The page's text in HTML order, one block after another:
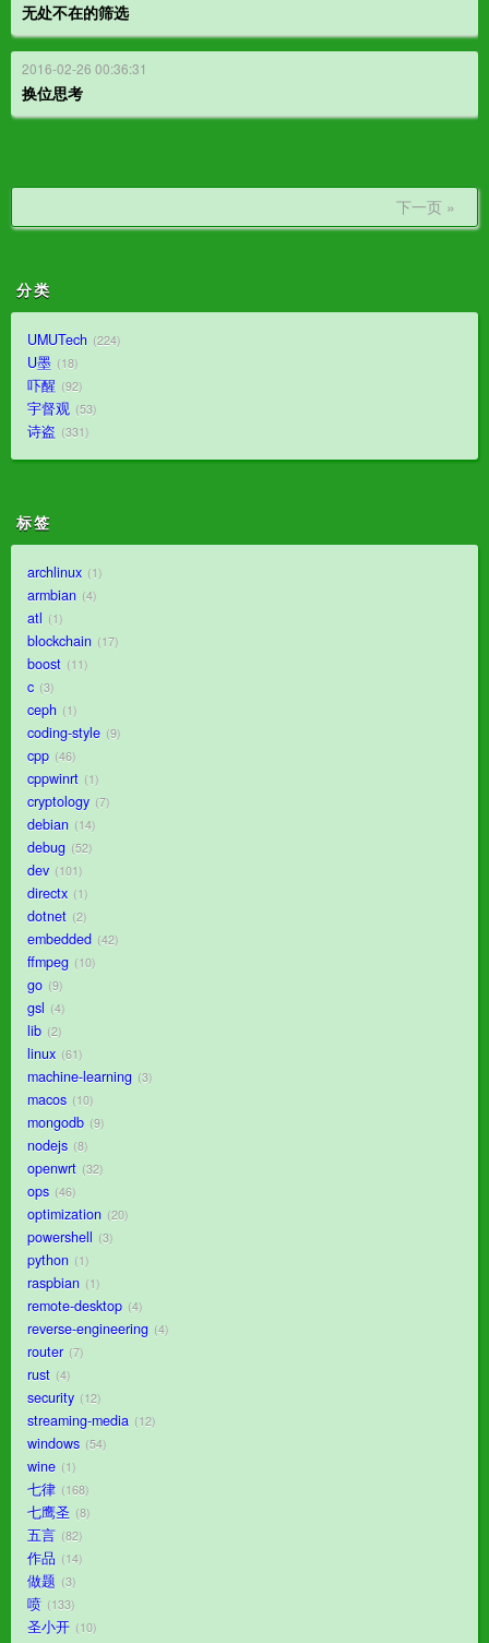
无处不在的筛选
2016-02-26 00:36:31
换位思考
下一页 »
分类
UMUTech 224
U墨 18
吓醒 92
宇督观 53
诗盗 331
标签
archlinux 1
armbian 4
atl 1
blockchain 17
boost 11
c 3
ceph 1
coding-style 9
cpp 46
cppwinrt 1
cryptology 7
debian 14
debug 52
dev 101
directx 1
dotnet 2
embedded 42
ffmpeg 10
go 9
gsl 4
lib 2
linux 61
machine-learning 3
macos 10
mongodb 9
nodejs 8
openwrt 32
ops 46
optimization 20
powershell 3
python 1
raspbian 1
remote-desktop 4
reverse-engineering 4
router 7
rust 4
security 12
streaming-media 12
windows 54
wine 1
七律 168
七鹰圣 8
五言 82
作品 14
做题 3
喷 133
圣小开 10